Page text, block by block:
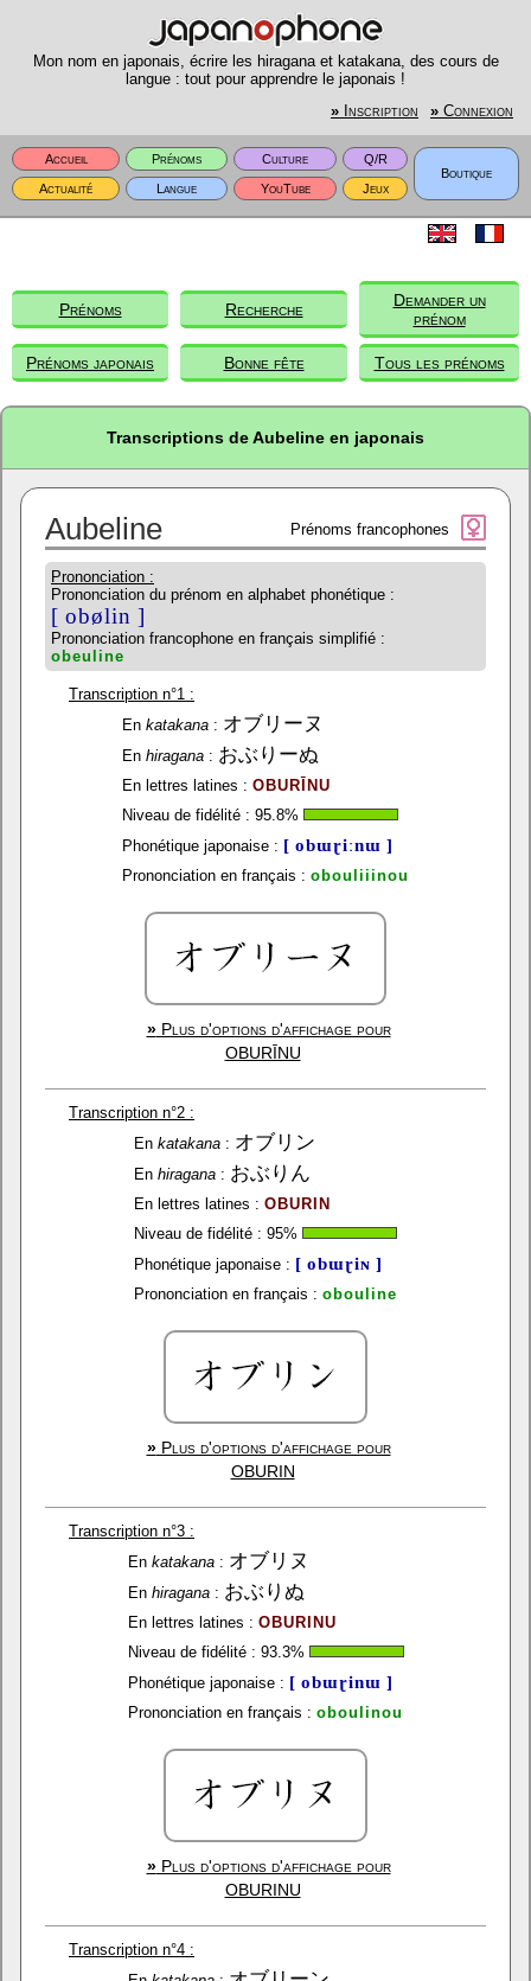
Mon nom en japonais, écrire les hiragana et katakana, des cours de
langue : tout pour apprendre le japonais !
» Inscription » Connexion
Accueil Prénoms Culture
Q/R
Boutique
Actualité
Langue YouTube Jeux
Prénoms Recherche
Demander un
prénom
Prénoms japonais Bonne fête Tous les prénoms
Transcriptions de Aubeline en japonais
Aubeline Prénoms francophones
Prononciation :
Prononciation du prénom en alphabet phonétique :
[ obølin ]
Prononciation francophone en français simplifié :
obeuline
Transcription n°1 :
En katakana : オブリーヌ
En hiragana : おぶりーぬ
En lettres latines : OBURĪNU
Niveau de fidélité : 95.8%
Phonétique japonaise : [ obɯɽiːnɯ ]
Prononciation en français : obouliiinou
»Plus d'options d'affichage pour
OBURĪNU
Transcription n°2 :
En katakana : オブリン
En hiragana : おぶりん
En lettres latines : OBURIN
Niveau de fidélité : 95%
Phonétique japonaise : [ obɯɽiɴ ]
Prononciation en français : obouline
»Plus d'options d'affichage pour
OBURIN
Transcription n°3 :
En katakana: オブリヌ
En hiragana: おぶりぬ
En lettres latines : OBURINU
Niveau de fidélité : 93.3%
Phonétique japonaise : [ obɯɽinɯ ]
Prononciation en français : oboulinou
»Plus d'options d'affichage pour
OBURINU
Transcription n°4 :